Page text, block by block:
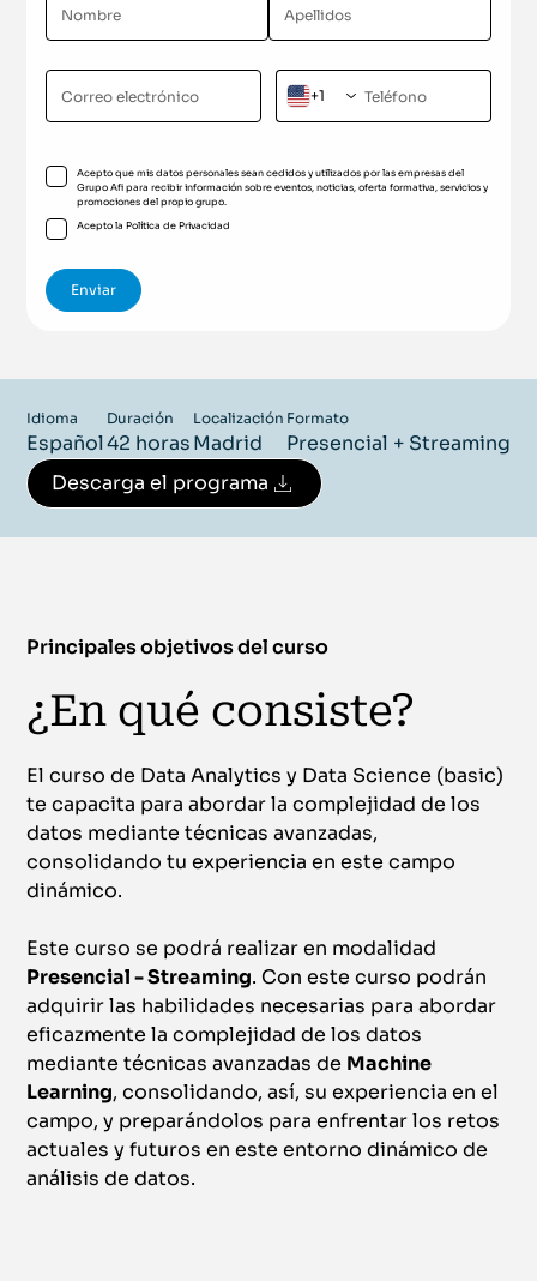
+1
Acepto que mis datos personales sean cedidos y utilizados por las empresas del
Grupo Afi para recibir información sobre eventos, noticias, oferta formativa, servicios y
promociones del propio grupo.
Acepto laPolítica de Privacidad
Idioma
Español
Duración
42 horas
Localización
Madrid
Formato
Presencial + Streaming
Descarga el programa
Principales objetivos del curso
¿En qué consiste?
El curso de Data Analytics y Data Science (basic)
te capacita para abordar la complejidad de los
datos mediante técnicas avanzadas,
consolidando tu experiencia en este campo
dinámico.
Este curso se podrá realizar en modalidad
Presencial - Streaming. Con este curso podrán
adquirir las habilidades necesarias para abordar
eficazmente la complejidad de los datos
mediante técnicas avanzadas de Machine
Learning, consolidando, así, su experiencia en el
campo, y preparándolos para enfrentar los retos
actuales y futuros en este entorno dinámico de
análisis de datos.